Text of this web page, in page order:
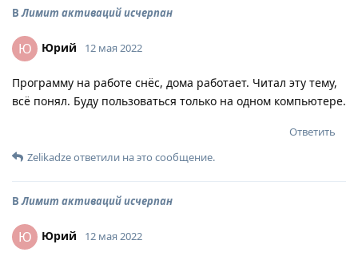
ВЛимит активаций исчерпан
Ю Юрий 12 мая 2022
Программу на работе снёс, дома работает. Читал эту тему,
всё понял. Буду пользоваться только на одном компьютере.
Ответить
Zelikadzeответили на это сообщение.
ВЛимит активаций исчерпан
Ю Юрий 12 мая 2022